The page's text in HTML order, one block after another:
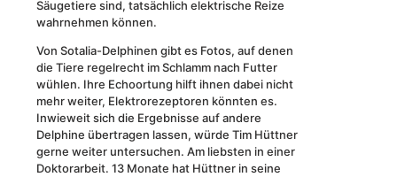
Säugetiere sind, tatsächlich elektrische Reize
wahrnehmen können.
Von Sotalia-Delphinen gibt es Fotos, auf denen
die Tiere regelrecht im Schlamm nach Futter
wühlen. Ihre Echoortung hilft ihnen dabei nicht
mehr weiter, Elektrorezeptoren könnten es.
Inwieweit sich die Ergebnisse auf andere
Delphine übertragen lassen, würde Tim Hüttner
gerne weiter untersuchen. Am liebsten in einer
Doktorarbeit. 13 Monate hat Hüttner in seine